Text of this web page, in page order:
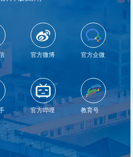
官方微博 官方企微
官方哔哩 教育号